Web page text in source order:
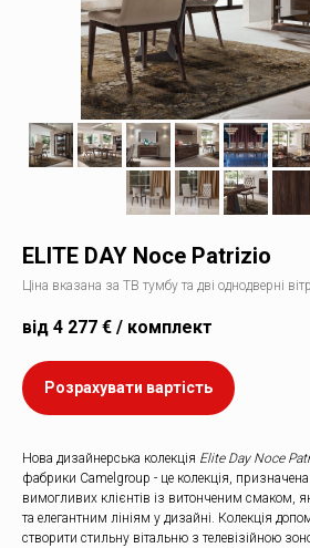
ELITE DAY Noce Patrizio
Ціна вказана за ТВ тумбу та дві однодверні
від 4 277 € / комплект
Розрахувати вартість
Нова дизайнерська колекція Elite Day Noce
фабрики Camelgroup - це колекція,
вимогливих клієнтів із витонченим смаком,
та елегантним лініям у дизайні. Колекція
створити стильну вітальню з телевізійною